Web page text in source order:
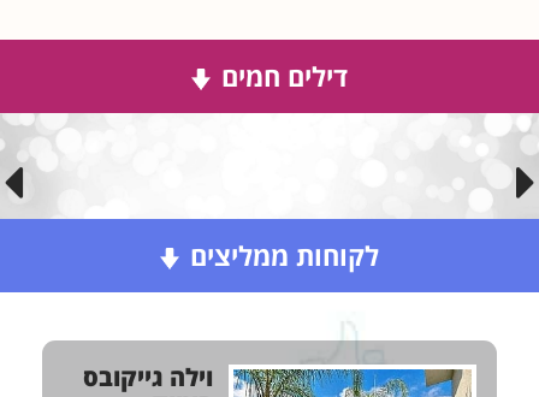
דילים חמים
לקוחות ממליצים
וילה גייקובס